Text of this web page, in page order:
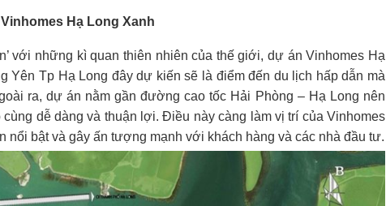
Hạ Long Xanh
với những kì quan thiên nhiên của thế giới, dự án Vinhomes Hạ
Yên Tp Hạ Long đây dự kiến sẽ là điểm đến du lịch hấp dẫn mà
ra, dự án nằm gần đường cao tốc Hải Phòng – Hạ Long nên
dễ dàng và thuận lợi. Điều này càng làm vị trí của Vinhomes
nổi bật và gây ấn tượng mạnh với khách hàng và các nhà đầu tư.